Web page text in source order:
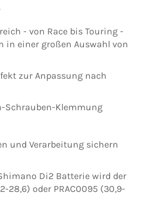
- von Race bis Touring -
in einer großen Auswahl von
zur Anpassung nach
Schrauben-Klemmung
und Verarbeitung sichern
Di2 Batterie wird der
28,6) oder PRAC0095 (30,9-